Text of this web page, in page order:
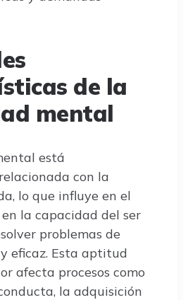
de la
mental
está
con la
lo que influye en el
la capacidad del ser
problemas de
eficaz. Esta aptitud
afecta procesos como
la adquisición